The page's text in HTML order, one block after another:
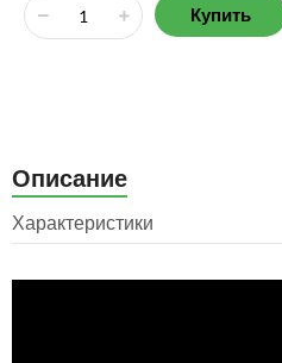
Купить
Описание
Характеристики